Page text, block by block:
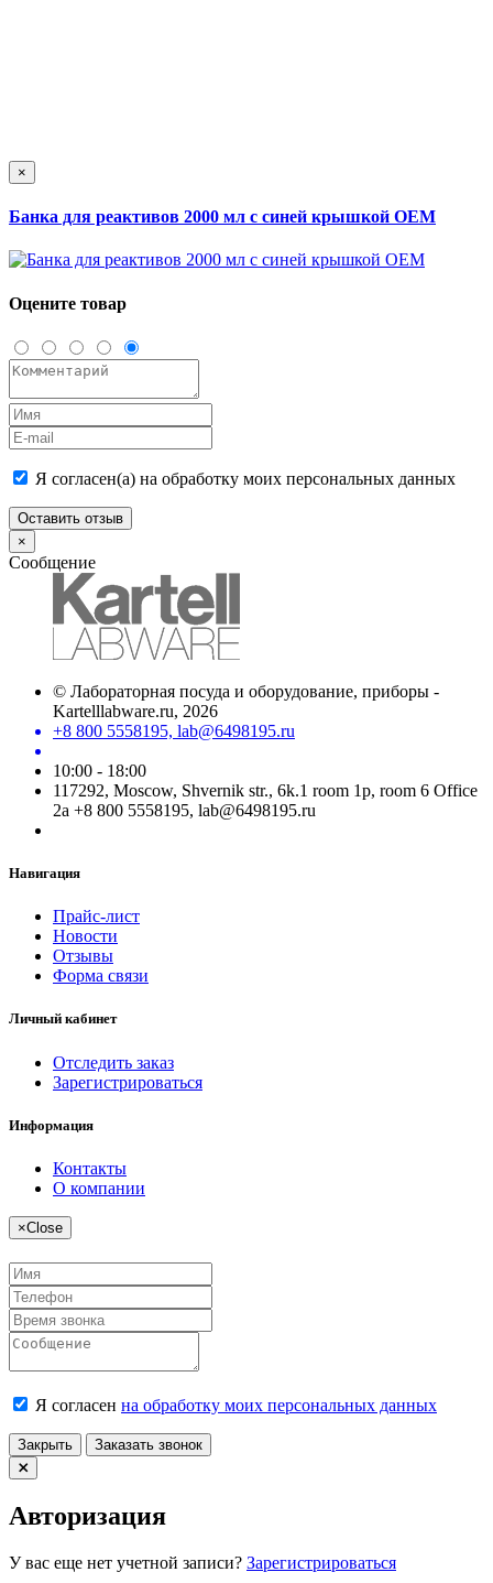
×
Банка для реактивов 2000 мл с синей крышкой ОЕМ
Оцените товар
Я согласен(а) на обработку моих персональных данных
Оставить отзыв
×
Сообщение
© Лабораторная посуда и оборудование, приборы -
Kartelllabware.ru, 2026
+8 800 5558195, lab@6498195.ru
10:00 - 18:00
117292, Moscow, Shvernik str., 6k.1 room 1p, room 6 Office
2a +8 800 5558195, lab@6498195.ru
Навигация
Прайс-лист
Новости
Отзывы
Форма связи
Личный кабинет
Отследить заказ
Зарегистрироваться
Информация
Контакты
О компании
×Close
Я согласен на обработку моих персональных данных
Закрыть Заказать звонок
Авторизация
У вас еще нет учетной записи? Зарегистрироваться